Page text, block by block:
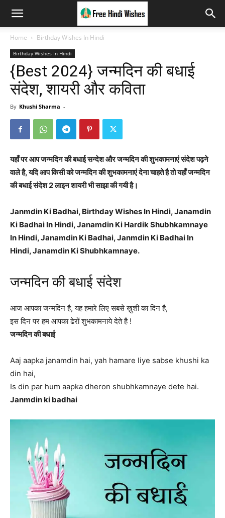
Home Birthday Wishes In Hindi
Birthday Wishes In Hindi
{Best 2024} जन्मदिन की बधाई
संदेश, शायरी और कविता
By Khushi Sharma -
यहाँ पर आप जन्मदिन की बधाई सन्देश और जन्मदिन की शुभकामनाएं संदेश पढ़ने
वाले है, यदि आप किसी को जन्मदिन की शुभकामनाएं देना चाहते है तो यहाँ जन्मदिन
की बधाई संदेश 2 लाइन शायरी भी साझा की गयी है।
Janmdin Ki Badhai, Birthday Wishes In Hindi, Janamdin
Ki Badhai In Hindi, Janamdin Ki Hardik Shubhkamnaye
In Hindi, Janamdin Ki Badhai, Janmdin Ki Badhai In
Hindi, Janamdin Ki Shubhkamnaye.
जन्मदिन की बधाई संदेश
आज आपका जन्मदिन है, यह हमारे लिए सबसे ख़ुशी का दिन है,
इस दिन पर हम आपका ढेरों शुभकामनाये देते है !
जन्मदिन की बधाई
Aaj aapka janamdin hai, yah hamare liye sabse khushi ka
din hai,
Is din par hum aapka dheron shubhkamnaye dete hai.
Janmdin ki badhai